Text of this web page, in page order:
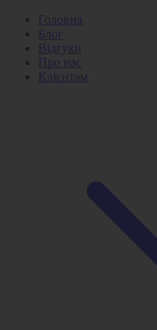
Головна
Блог
Відгуки
Про нас
Клієнтам